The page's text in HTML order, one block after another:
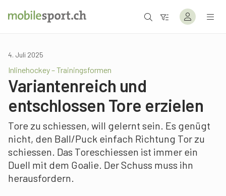
4. Juli 2025
Inlinehockey – Trainingsformen
Variantenreich und
entschlossen Tore erzielen
Tore zu schiessen, will gelernt sein. Es genügt
nicht, den Ball/Puck einfach Richtung Tor zu
schiessen. Das Toreschiessen ist immer ein
Duell mit dem Goalie. Der Schuss muss ihn
herausfordern.